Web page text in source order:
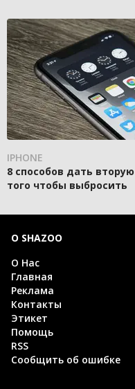
IPHONE
8 способов дать
того чтобы выбросить
О SHAZOO
О Нас
Главная
Реклама
Контакты
Этикет
Помощь
RSS
Сообщить об ошибке